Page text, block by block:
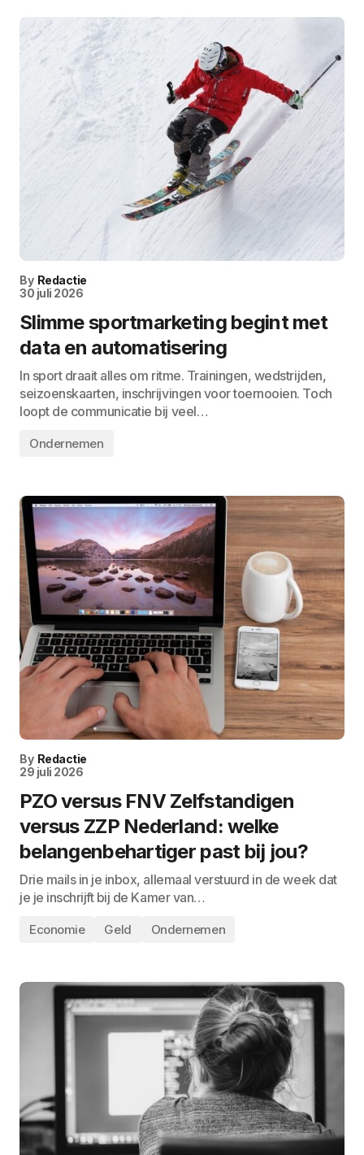
By Redactie
30 juli 2026
Slimme sportmarketing begint met
data en automatisering
In sport draait alles om ritme. Trainingen, wedstrijden,
seizoenskaarten, inschrijvingen voor toernooien. Toch
loopt de communicatie bij veel…
Ondernemen
By Redactie
29 juli 2026
PZO versus FNV Zelfstandigen
versus ZZP Nederland: welke
belangenbehartiger past bij jou?
Drie mails in je inbox, allemaal verstuurd in de week dat
je je inschrijft bij de Kamer van…
Economie Geld Ondernemen